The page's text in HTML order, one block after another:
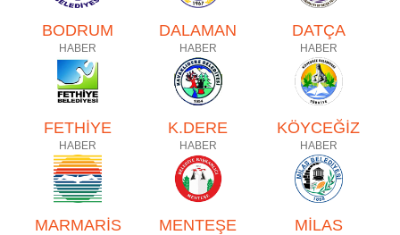
BODRUM
HABER
DALAMAN
HABER
DATÇA
HABER
FETHİYE
HABER
K.DERE
HABER
KÖYCEĞİZ
HABER
MARMARİS MENTEŞE MİLAS